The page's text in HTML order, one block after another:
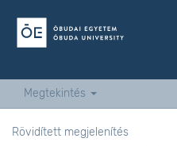
Megtekintés
Rövidített megjelenítés